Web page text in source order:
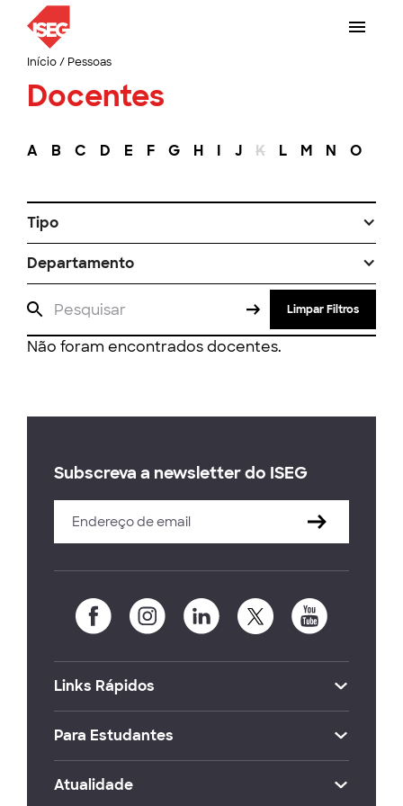
Início/ Pessoas
Docentes
A B C D E F G H I J K L M N O
Tipo
Departamento
Limpar Filtros
Não foram encontrados docentes.
Subscreva a newsletter do ISEG
Links Rápidos
Para Estudantes
Atualidade